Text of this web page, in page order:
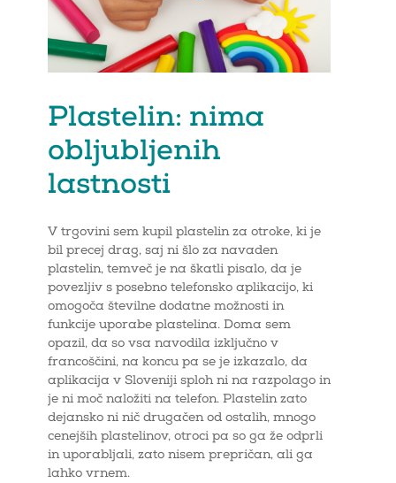
Plastelin: nima
obljubljenih
lastnosti
V trgovini sem kupil plastelin za otroke, ki je
bil precej drag, saj ni šlo za navaden
plastelin, temveč je na škatli pisalo, da je
povezljiv s posebno telefonsko aplikacijo, ki
omogoča številne dodatne možnosti in
funkcije uporabe plastelina. Doma sem
opazil, da so vsa navodila izključno v
francoščini, na koncu pa se je izkazalo, da
aplikacija v Sloveniji sploh ni na razpolago in
je ni moč naložiti na telefon. Plastelin zato
dejansko ni nič drugačen od ostalih, mnogo
cenejših plastelinov, otroci pa so ga že odprli
in uporabljali, zato nisem prepričan, ali ga
lahko vrnem.